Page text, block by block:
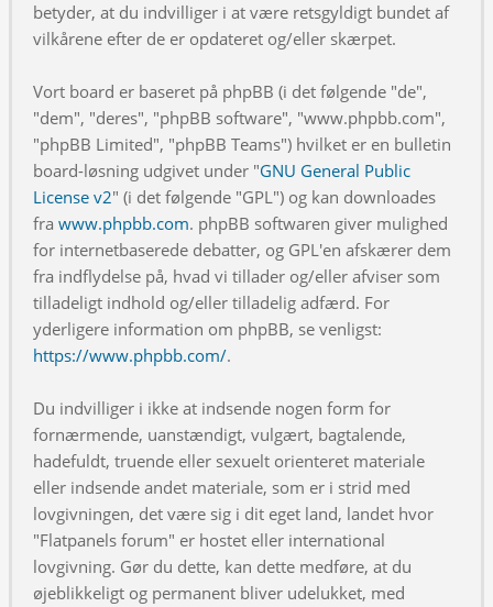
betyder, at du indvilliger i at være retsgyldigt bundet af
vilkårene efter de er opdateret og/eller skærpet.
Vort board er baseret på phpBB (i det følgende "de",
"dem", "deres", "phpBB software", "www.phpbb.com",
"phpBB Limited", "phpBB Teams") hvilket er en bulletin
board-løsning udgivet under "GNU General Public
License v2" (i det følgende "GPL") og kan downloades
fra www.phpbb.com. phpBB softwaren giver mulighed
for internetbaserede debatter, og GPL'en afskærer dem
fra indflydelse på, hvad vi tillader og/eller afviser som
tilladeligt indhold og/eller tilladelig adfærd. For
yderligere information om phpBB, se venligst:
https://www.phpbb.com/.
Du indvilliger i ikke at indsende nogen form for
fornærmende, uanstændigt, vulgært, bagtalende,
hadefuldt, truende eller sexuelt orienteret materiale
eller indsende andet materiale, som er i strid med
lovgivningen, det være sig i dit eget land, landet hvor
"Flatpanels forum" er hostet eller international
lovgivning. Gør du dette, kan dette medføre, at du
øjeblikkeligt og permanent bliver udelukket, med